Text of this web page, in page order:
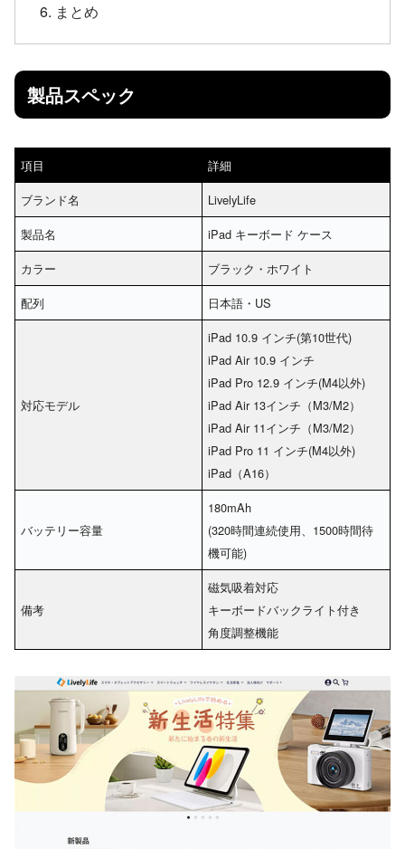
まとめ
製品スペック
項目
詳細
ブランド名
LivelyLife
製品名
iPad キーボード ケース
カラー
ブラック・ホワイト
配列
日本語・US
対応モデル
iPad 10.9 インチ(第10世代)
iPad Air 10.9 インチ
iPad Pro 12.9 インチ(M4以外)
iPad Air 13インチ（M3/M2）
iPad Air 11インチ（M3/M2）
iPad Pro 11 インチ(M4以外)
iPad（A16）
バッテリー容量
180mAh
(320時間連続使用、1500時間待
機可能)
備考
磁気吸着対応
キーボードバックライト付き
角度調整機能